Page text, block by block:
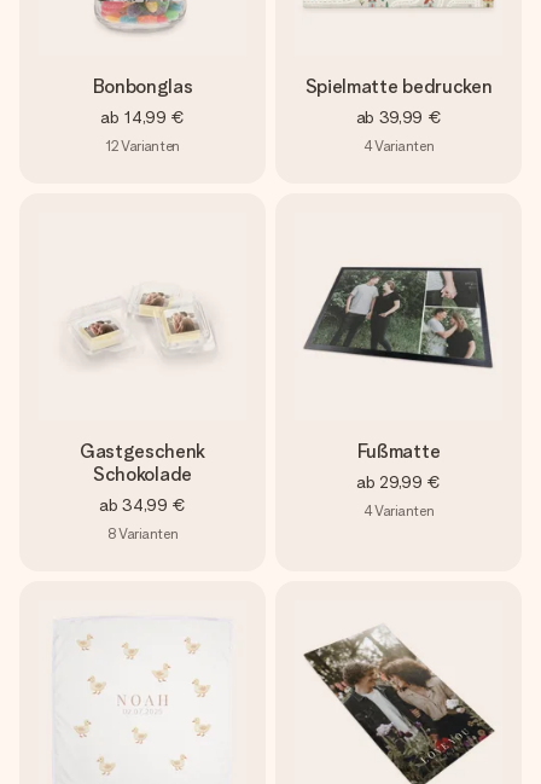
Bonbonglas
ab 14,99 €
12Varianten
Spielmatte bedrucken
ab 39,99 €
4Varianten
Gastgeschenk
Schokolade
ab 34,99 €
8Varianten
Fußmatte
ab 29,99 €
4Varianten